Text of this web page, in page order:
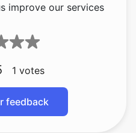
improve our services
1 votes
feedback